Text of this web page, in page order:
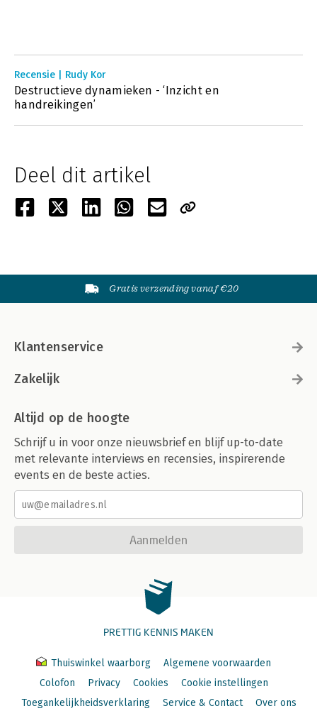
Recensie | Rudy Kor
Destructieve dynamieken - ‘Inzicht en
handreikingen’
Deel dit artikel
Gratis verzending vanaf €20
Klantenservice
Zakelijk
Altijd op de hoogte
Schrijf u in voor onze nieuwsbrief en blijf up-to-date
met relevante interviews en recensies, inspirerende
events en de beste acties.
Aanmelden
PRETTIG KENNIS MAKEN
Thuiswinkel waarborg
Algemene voorwaarden
Colofon
Privacy Cookies
Cookie instellingen
Toegankelijkheidsverklaring
Service & Contact Over ons